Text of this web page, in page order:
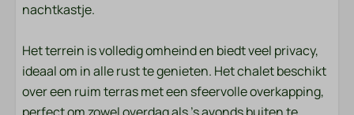
Pannen
Eettafel
Borden
Drinkglazen
nachtkastje.
Het terrein is volledig omheind en biedt veel privacy,
ideaal om in alle rust te genieten. Het chalet beschikt
over een ruim terras met een sfeervolle overkapping,